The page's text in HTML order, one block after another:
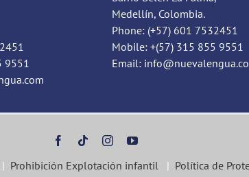
9551
Medellín, Colombia.
Phone: (+57) 601 7532451
Mobile: +(57) 315 855 9551
Email:
| Prohibición Explotación infantil | Política de